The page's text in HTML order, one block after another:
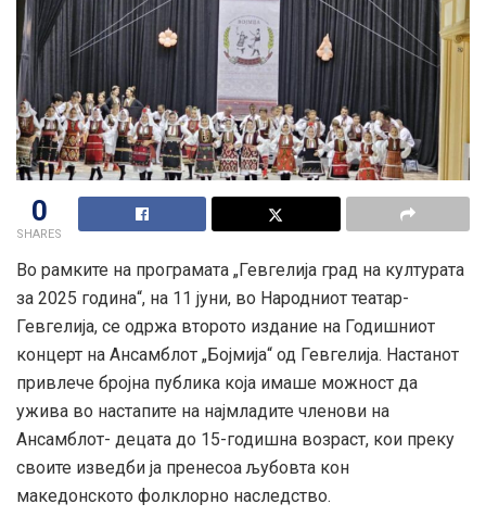
0
SHARES
Во рамките на програмата „Гевгелија град на културата
за 2025 година“, на 11 јуни, во Народниот театар-
Гевгелија, се одржа второто издание на Годишниот
концерт на Ансамблот „Бојмија“ од Гевгелија. Настанот
привлече бројна публика која имаше можност да
ужива во настапите на најмладите членови на
Ансамблот- децата до 15-годишна возраст, кои преку
своите изведби ја пренесоа љубовта кон
македонското фолклорно наследство.